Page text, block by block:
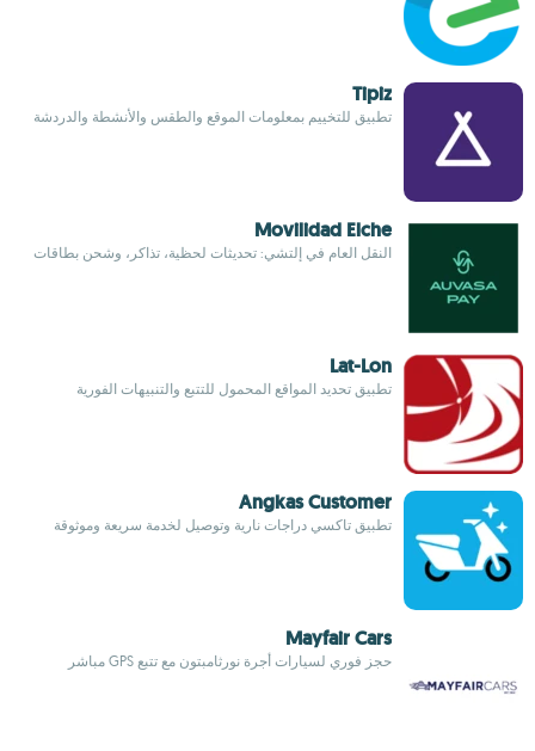
Tipiz
تطبيق للتخييم بمعلومات الموقع والطقس والأنشطة والدردشة
Movilidad Elche
النقل العام في إلتشي: تحديثات لحظية، تذاكر، وشحن بطاقات
Lat-Lon
تطبيق تحديد المواقع المحمول للتتبع والتنبيهات الفورية
Angkas Customer
تطبيق تاكسي دراجات نارية وتوصيل لخدمة سريعة وموثوقة
Mayfair Cars
حجز فوري لسيارات أجرة نورثامبتون مع تتبع GPS مباشر